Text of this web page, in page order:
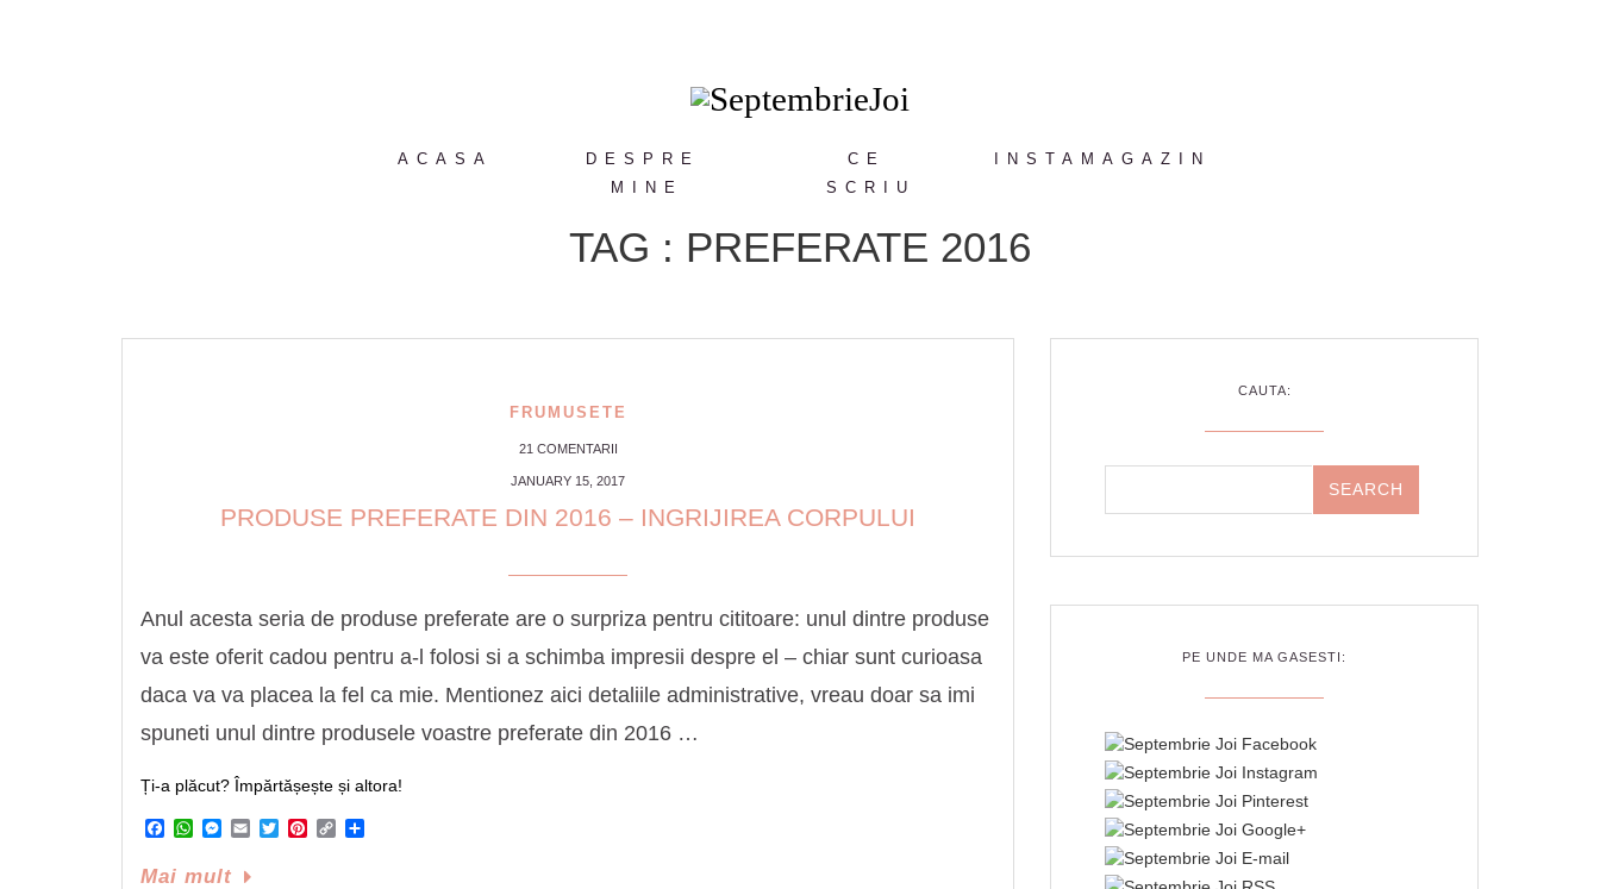
ACASA
DESPRE
MINE
CE
SCRIU
INSTAMAGAZIN
TAG : PREFERATE 2016
FRUMUSETE
21 COMENTARII
JANUARY 15, 2017
PRODUSE PREFERATE DIN 2016 – INGRIJIREA CORPULUI
Anul acesta seria de produse preferate are o surpriza pentru cititoare: unul dintre produse
va este oferit cadou pentru a-l folosi si a schimba impresii despre el – chiar sunt curioasa
daca va va placea la fel ca mie. Mentionez aici detaliile administrative, vreau doar sa imi
spuneti unul dintre produsele voastre preferate din 2016 …
Ți-a plăcut? Împărtășește și altora!
Facebook
WhatsApp
Messenger
EmailTwitterPinterest
Copy
Mai mult
CAUTA:
PE UNDE MA GASESTI: